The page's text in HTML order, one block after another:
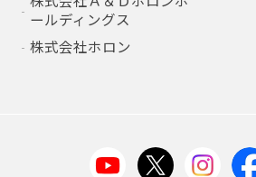
ールディングス
株式会社ホロン